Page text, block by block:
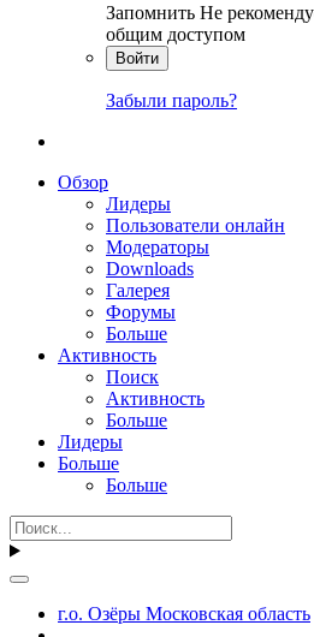
Запомнить Не
общим доступом
Войти
Забыли пароль?
Обзор
Лидеры
Пользователи онлайн
Модераторы
Downloads
Галерея
Форумы
Больше
Активность
Поиск
Активность
Больше
Лидеры
Больше
Больше
г.о. Озёры Московская область